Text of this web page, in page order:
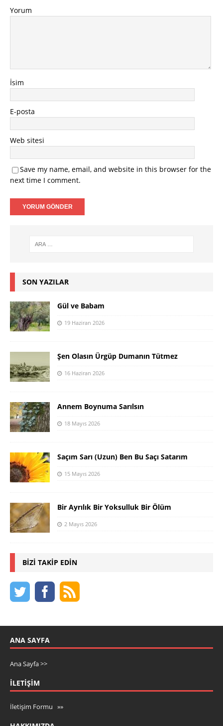
Yorum
İsim
E-posta
Web sitesi
Save my name, email, and website in this browser for the
next time I comment.
SON YAZILAR
Gül ve Babam
19 Haziran 2026
Şen Olasın Ürgüp Dumanın Tütmez
16 Haziran 2026
Annem Boynuma Sarılsın
18 Mayıs 2026
Saçım Sarı (Uzun) Ben Bu Saçı Satarım
15 Mayıs 2026
Bir Ayrılık Bir Yoksulluk Bir Ölüm
2 Mayıs 2026
BIZI TAKIP EDIN
ANA SAYFA
Ana Sayfa >>
İLETIŞIM
İletişim Formu »»